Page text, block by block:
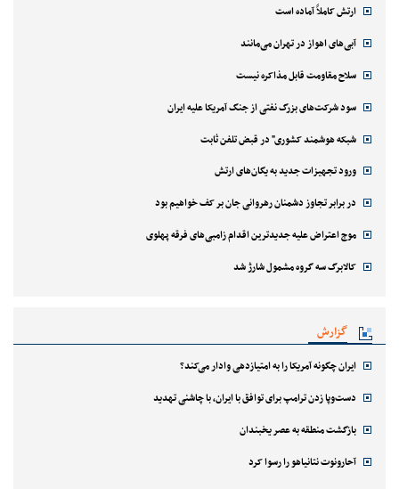
ارتش کاملاً آماده است
آبی‌های اهواز در تهران می‌مانند
سلاح مقاومت قابل مذاکره نیست
سود شرکت‌های بزرگ نفتی از جنگ آمریکا علیه ایران
شبکه هوشمند کشوری" در قبض تلفن ثابت
ورود تجهیزات جدید به یگان‌های ارتش
در برابر تجاوز دشمنان رهروانی جان بر کف خواهیم بود
موج اعتراض علیه جدیدترین اقدام زامبی‌های فرقه پهلوی
کالابرگ سه گروه مشمول شارژ شد
گزارش
ایران چگونه آمریکا را به امتیازدهی وادار می‌کند؟
دست‌وپا زدن ترامپ برای توافق با ایران، با چاشنی تهدید
بازگشت منطقه به عصر یخبندان
آحارونوت نتانیاهو را رسوا کرد